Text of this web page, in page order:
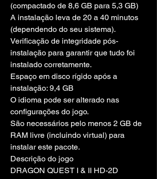
(compactado de 8,6 GB para 5,3 GB)
A instalação leva de 20 a 40 minutos
(dependendo do seu sistema).
Verificação de integridade pós-
instalação para garantir que tudo foi
instalado corretamente.
Espaço em disco rígido após a
instalação: 9,4 GB
O idioma pode ser alterado nas
configurações do jogo.
São necessários pelo menos 2 GB de
RAM livre (incluindo virtual) para
instalar este pacote.
Descrição do jogo
DRAGON QUEST I & II HD-2D